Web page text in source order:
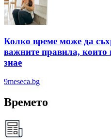
Колко време може да
важните правила, които
знае
9meseca.bg
Времето